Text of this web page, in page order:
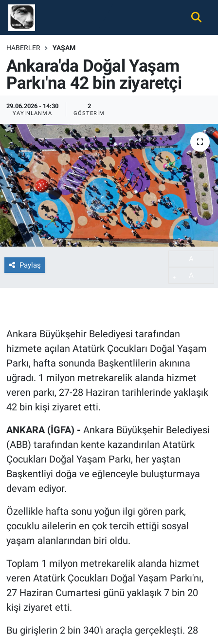
HABERLER YAŞAM
Ankara'da Doğal Yaşam
Parkı'na 42 bin ziyaretçi
29.06.2026 - 14:30
YAYINLANMA
2
GÖSTERIM
Paylaş
Ankara Büyükşehir Belediyesi tarafından
hizmete açılan Atatürk Çocukları Doğal Yaşam
Parkı, hafta sonunda Başkentlilerin akınına
uğradı. 1 milyon metrekarelik alanda hizmet
veren parkı, 27-28 Haziran tarihlerinde yaklaşık
42 bin kişi ziyaret etti.
ANKARA (İGFA) - Ankara Büyükşehir Belediyesi
(ABB) tarafından kente kazandırılan Atatürk
Çocukları Doğal Yaşam Parkı, her yaştan
Başkentliyi doğa ve eğlenceyle buluşturmaya
devam ediyor.
Özellikle hafta sonu yoğun ilgi gören park,
çocuklu ailelerin en çok tercih ettiği sosyal
yaşam alanlarından biri oldu.
Toplam 1 milyon metrekarelik alanda hizmet
veren Atatürk Çocukları Doğal Yaşam Parkı'nı,
27 Haziran Cumartesi günü yaklaşık 7 bin 20
kişi ziyaret etti.
Bu girişlerin 2 bin 340'ı araçla gerçekleşti. 28
Gündem
Ekonomi
Spor
Magazin
Tüm Haberler
İletişim
Künye
Nöbetçi Eczaneler
Hava Durumu
Namaz Vakitleri
Trafik Durumu
Süper Lig Puan Durumu ve Fikstür
Tüm Manşetler
Son Dakika Haberleri
Haber Arşivi